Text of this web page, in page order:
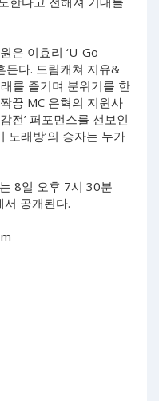
은 이효리 ‘U-Go-
든다. 드림캐쳐 지유&
를 즐기며 분위기를 한
꿍 MC 은혁의 지원사
전’ 퍼포먼스를 선보인
노래방’의 승자는 누가
8일 오후 7시 30분
공개된다.